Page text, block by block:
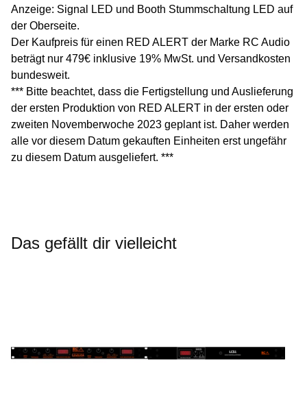
Anzeige: Signal LED und Booth Stummschaltung LED auf
der Oberseite.
Der Kaufpreis für einen RED ALERT der Marke RC Audio
beträgt nur 479€ inklusive 19% MwSt. und Versandkosten
bundesweit.
*** Bitte beachtet, dass die Fertigstellung und Auslieferung
der ersten Produktion von RED ALERT in der ersten oder
zweiten Novemberwoche 2023 geplant ist. Daher werden
alle vor diesem Datum gekauften Einheiten erst ungefähr
zu diesem Datum ausgeliefert. ***
Das gefällt dir vielleicht